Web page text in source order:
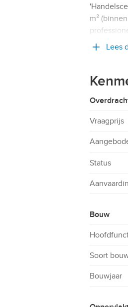
m²
Lees
Vraagprijs
Status
Bouw
Soort
Bouwjaar